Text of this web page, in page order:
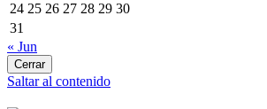
24 25 26 27 28 29 30
31
« Jun
Cerrar
Saltar al contenido